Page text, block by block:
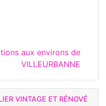
aux environs de
VILLEURBANNE
VINTAGE ET RÉNOVÉ